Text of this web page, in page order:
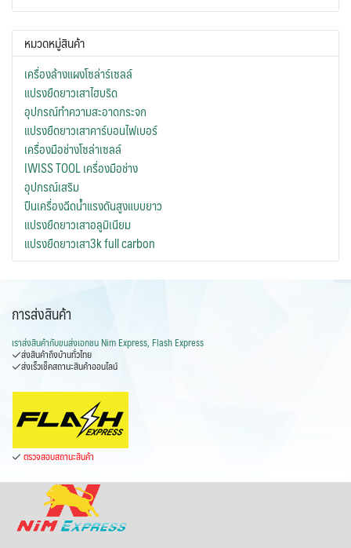
หมวดหมู่สินค้า
เครื่องล้างแผงโซล่าร์เซลล์
แปรงยืดยาวเสาไฮบริด
อุปกรณ์ทำความสะอาดกระจก
แปรงยืดยาวเสาคาร์บอนไฟเบอร์
เครื่องมือช่างโซล่าเซลล์
IWISS TOOL เครื่องมือช่าง
อุปกรณ์เสริม
ปืนเครื่องฉีดน้ำแรงดันสูงแบบยาว
แปรงยืดยาวเสาอลูมิเนียม
แปรงยืดยาวเสา3k full carbon
การส่งสินค้า
เราส่งสินค้ากับขนส่งเอกชน Nim Express, Flash Express
ส่งสินค้าถึงบ้านทั่วไทย
ส่งเร็วเช็คสถานะสินค้าออนไลน์
ตรวจสอบสถานะสินค้า